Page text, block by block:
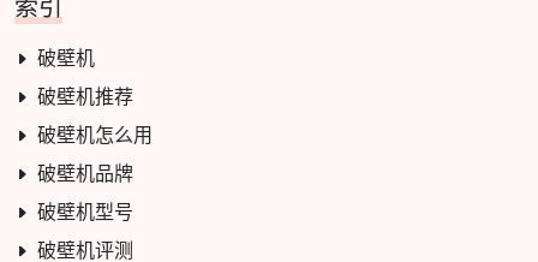
索引
破壁机
破壁机推荐
破壁机怎么用
破壁机品牌
破壁机型号
破壁机评测